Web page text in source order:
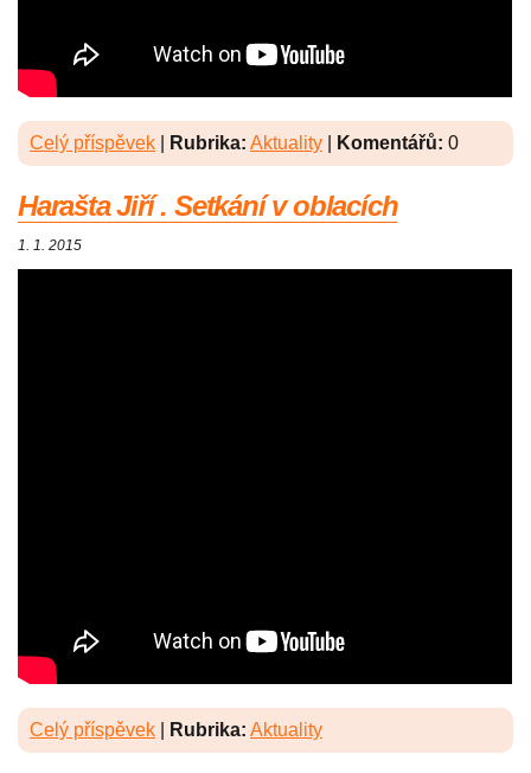
Celý příspěvek Rubrika: Aktuality Komentářů: 0
Harašta Jiří . Setkání v oblacích
1. 1. 2015
Celý příspěvek Rubrika: Aktuality